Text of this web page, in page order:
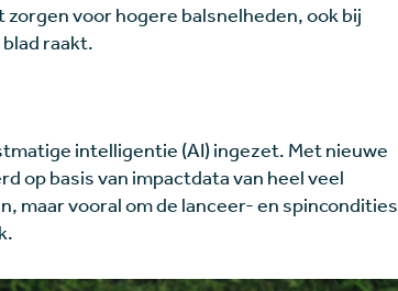
voor hogere balsnelheden, ook bij
raakt.
intelligentie (AI) ingezet. Met nieuwe
op basis van impactdata van heel veel
maar vooral om de lanceer- en spincondities